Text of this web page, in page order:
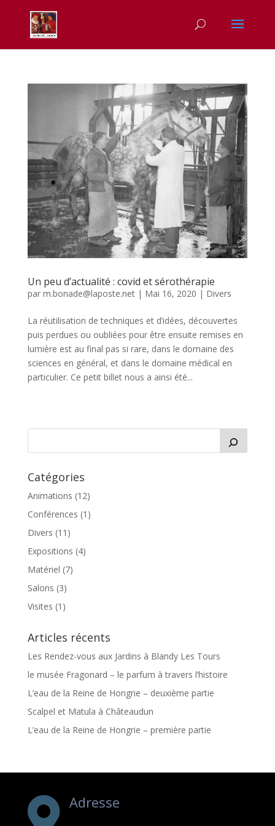
Un peu d’actualité : covid et sérothérapie
par m.bonade@laposte.net| Mai 16, 2020 | Divers
La réutilisation de techniques et d’idées, découvertes
puis perdues ou oubliées pour être ensuite remises en
lumière est au final pas si rare, dans le domaine des
sciences en général, et dans le domaine médical en
particulier. Ce petit billet nous a ainsi été...
Catégories
Animations (12)
Conférences (1)
Divers (11)
Expositions (4)
Matériel (7)
Salons (3)
Visites (1)
Articles récents
Les Rendez-vous aux Jardins à Blandy Les Tours
le musée Fragonard – le parfum à travers l’histoire
L’eau de la Reine de Hongrie – deuxième partie
Scalpel et Matula à Châteaudun
L’eau de la Reine de Hongrie – première partie
 Adresse